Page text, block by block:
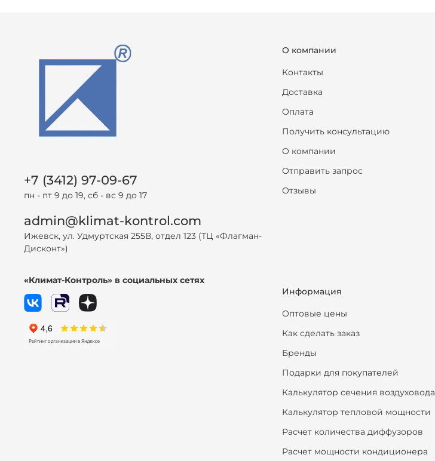
О компании
Контакты
Доставка
Оплата
Получить консультацию
О компании
Отправить запрос
Отзывы
Информация
Оптовые цены
Как сделать заказ
Бренды
Подарки для покупателей
Калькулятор сечения воздуховода
Калькулятор тепловой мощности
Расчет количества диффузоров
Расчет мощности кондиционера
+7 (3412) 97-09-67
пн - пт 9 до 19, сб - вс 9 до 17
admin@klimat-kontrol.com
Ижевск, ул. Удмуртская 255В, отдел 123 (ТЦ «Флагман-
Дисконт»)
«Климат-Контроль» в социальных сетях